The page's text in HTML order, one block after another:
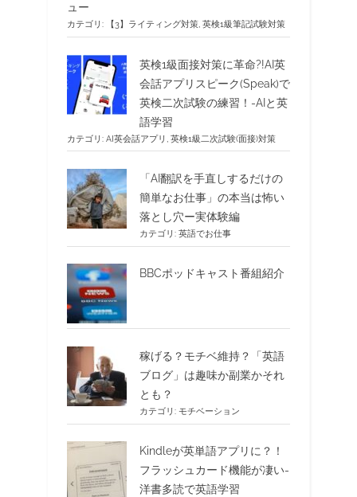
ュー
カテゴリ: 【3】ライティング対策, 英検1級筆記試験対策
英検1級面接対策に革命?!AI英
会話アプリスピーク(Speak)で
英検二次試験の練習！-AIと英
語学習
カテゴリ: AI英会話アプリ 英検1級二次試験(面接)対策
「AI翻訳を手直しするだけの
簡単なお仕事」の本当は怖い
落とし穴ー実体験編
カテゴリ: 英語でお仕事
BBCポッドキャスト番組紹介
稼げる？モチベ維持？「英語
ブログ」は趣味か副業かそれ
とも？
カテゴリ: モチベーション
Kindleが英単語アプリに？！
フラッシュカード機能が凄い-
洋書多読で英語学習